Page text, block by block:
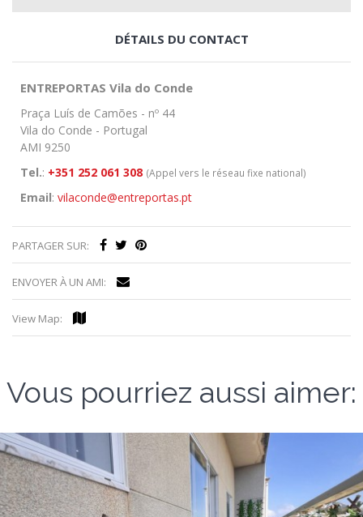
DÉTAILS DU CONTACT
ENTREPORTAS Vila do Conde
Praça Luís de Camões - nº 44
Vila do Conde - Portugal
AMI 9250
Tel.: +351 252 061 308 (Appel vers le réseau fixe national)
Email: vilaconde@entreportas.pt
PARTAGER SUR:
ENVOYER À UN AMI:
View Map:
Vous pourriez aussi aimer: